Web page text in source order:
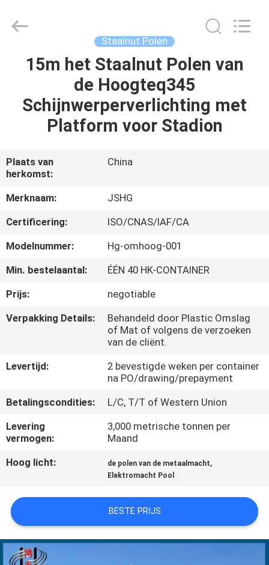
HUIS
PRODUCTEN
VR-
SHOW
ONGEVEER
FABRIEKSREIS
KWALITEITSCONTROLE
CONTACTEER
ONS
NIEUWS
VERZOEK
CITAAT
SITEMAP
co.,ltd.
Staalnut Polen
15m het Staalnut Polen van
de Hoogteq345
Schijnwerperverlichting met
Platform voor Stadion
Plaats van
herkomst:
China
Merknaam:
JSHG
Certificering:
ISO/CNAS/IAF/CA
Modelnummer:
Hg-omhoog-001
Min. bestelaantal:
ÉÉN 40 HK-CONTAINER
Prijs:
negotiable
Verpakking Details:
Behandeld door Plastic Omslag
of Mat of volgens de verzoeken
van de cliënt.
Levertijd:
2 bevestigde weken per container
na PO/drawing/prepayment
Betalingscondities:
L/C, T/T of Western Union
Levering
vermogen:
3,000 metrische tonnen per
Maand
Hoog licht:
de polen van de metaalmacht,
Elektromacht Pool
BESTE PRIJS